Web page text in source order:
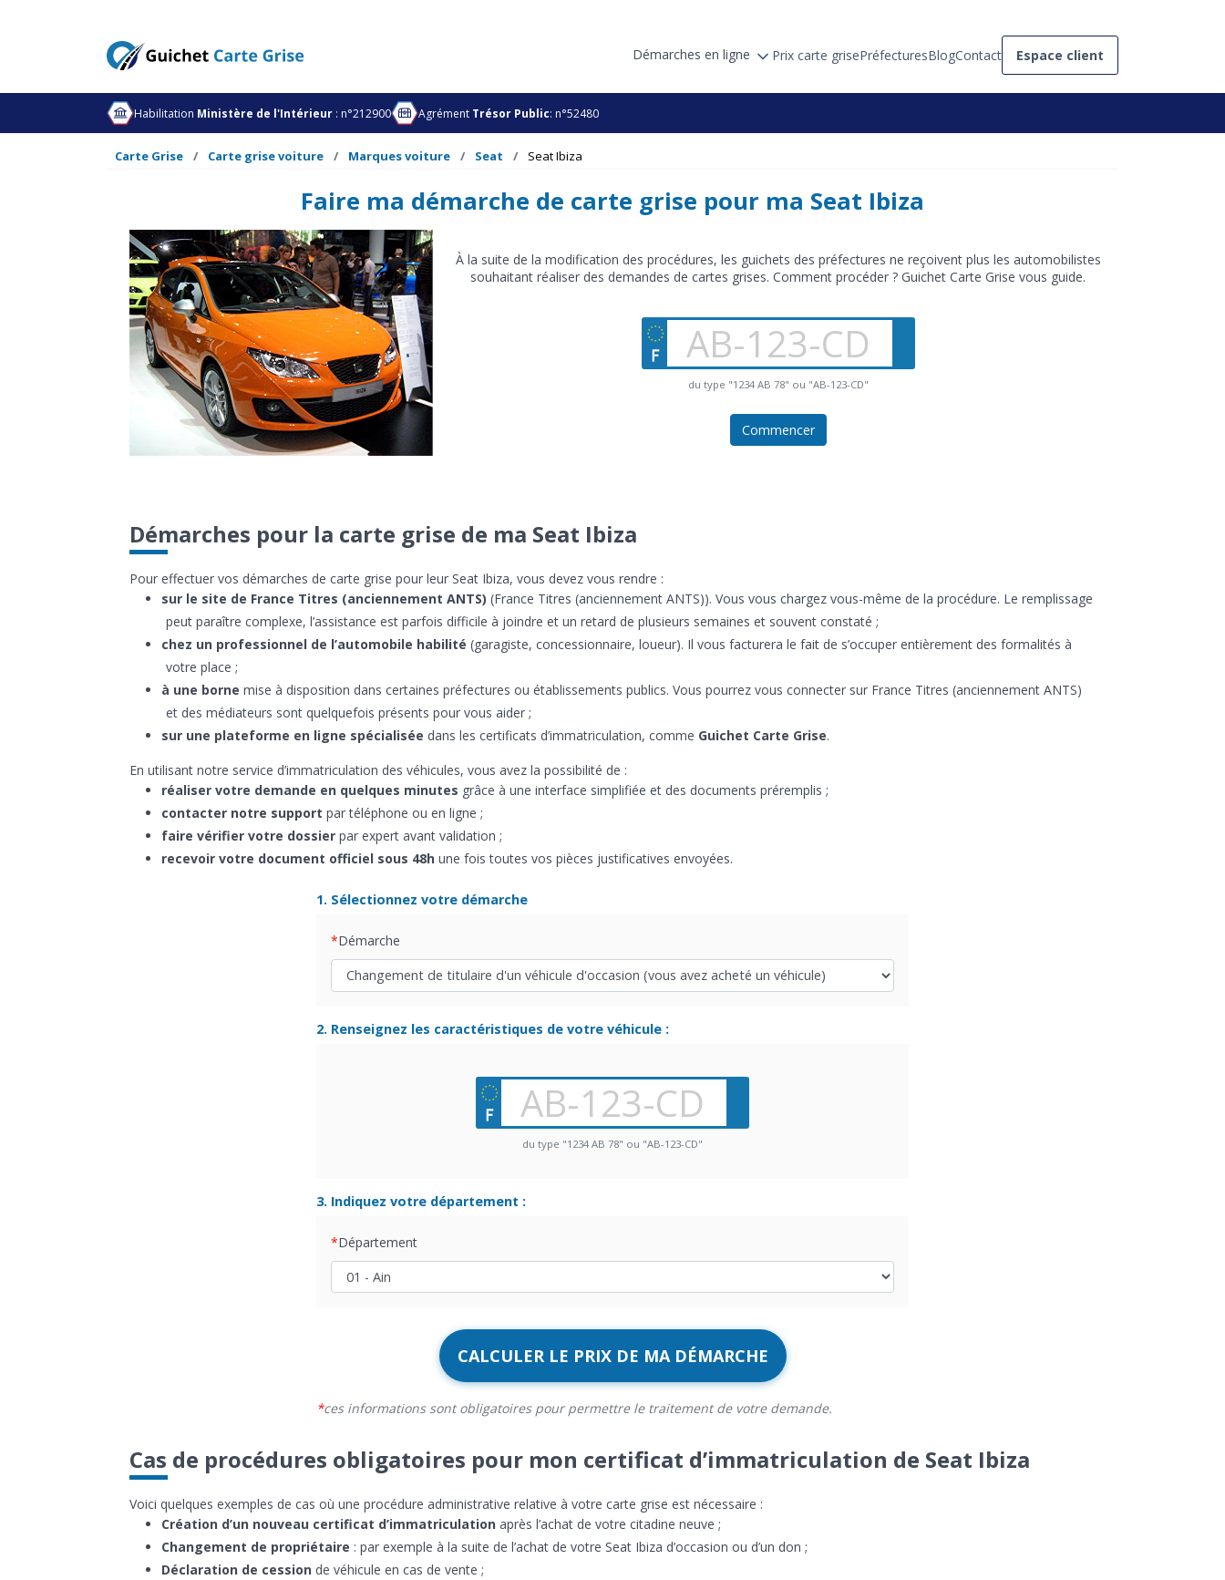
Démarches en ligne Prix carte grisePréfecturesBlogContact Espace client
Habilitation Ministère de l'Intérieur : n°212900 Agrément Trésor Public: n°52480
Carte Grise Carte grise voiture Marques voiture Seat Seat Ibiza
Faire ma démarche de carte grise pour ma Seat Ibiza
À la suite de la modification des procédures, les guichets des préfectures ne reçoivent plus les automobilistes
souhaitant réaliser des demandes de cartes grises. Comment procéder ? Guichet Carte Grise vous guide.
du type "1234 AB 78" ou "AB-123-CD"
Commencer
Démarches pour la carte grise de ma Seat Ibiza
Pour effectuer vos démarches de carte grise pour leur Seat Ibiza, vous devez vous rendre :
sur le site de France Titres (anciennement ANTS) (France Titres (anciennement ANTS)). Vous vous chargez vous-même de la procédure. Le remplissage
peut paraître complexe, l’assistance est parfois difficile à joindre et un retard de plusieurs semaines et souvent constaté ;
chez un professionnel de l’automobile habilité (garagiste, concessionnaire, loueur). Il vous facturera le fait de s’occuper entièrement des formalités à
votre place ;
à une borne mise à disposition dans certaines préfectures ou établissements publics. Vous pourrez vous connecter sur France Titres (anciennement ANTS)
et des médiateurs sont quelquefois présents pour vous aider ;
sur une plateforme en ligne spécialisée dans les certificats d’immatriculation, comme Guichet Carte Grise.
En utilisant notre service d’immatriculation des véhicules, vous avez la possibilité de :
réaliser votre demande en quelques minutes grâce à une interface simplifiée et des documents préremplis ;
contacter notre support par téléphone ou en ligne ;
faire vérifier votre dossier par expert avant validation ;
recevoir votre document officiel sous 48h une fois toutes vos pièces justificatives envoyées.
1. Sélectionnez votre démarche
Démarche
2. Renseignez les caractéristiques de votre véhicule :
du type "1234 AB 78" ou "AB-123-CD"
3. Indiquez votre département :
Département
CALCULER LE PRIX DE MA DÉMARCHE
ces informations sont obligatoires pour permettre le traitement de votre demande.
Cas de procédures obligatoires pour mon certificat d’immatriculation de Seat Ibiza
Voici quelques exemples de cas où une procédure administrative relative à votre carte grise est nécessaire :
Création d’un nouveau certificat d’immatriculation après l’achat de votre citadine neuve ;
Changement de propriétaire : par exemple à la suite de l’achat de votre Seat Ibiza d’occasion ou d’un don ;
Déclaration de cession de véhicule en cas de vente ;